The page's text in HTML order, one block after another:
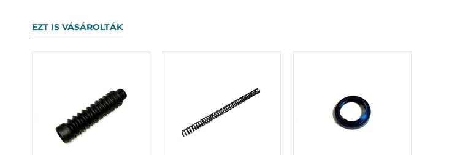
EZT IS VÁSÁROLTÁK